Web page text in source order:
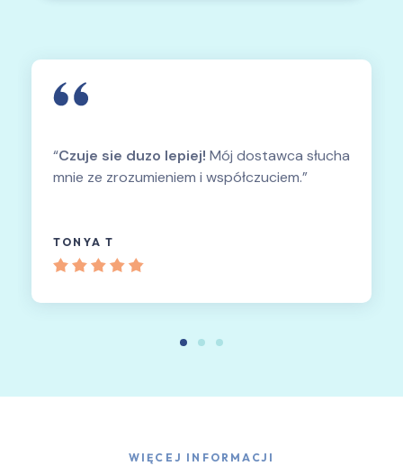
“Czuje sie duzo lepiej! Mój dostawca słucha
mnie ze zrozumieniem i współczuciem.”
TONYA T
WIĘCEJ INFORMACJI